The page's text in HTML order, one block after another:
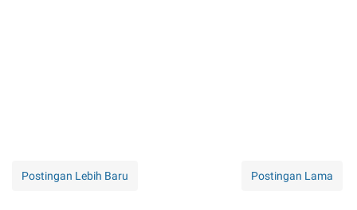
Postingan Lebih Baru Postingan Lama